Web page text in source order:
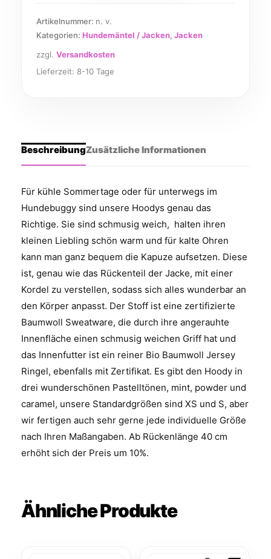
Artikelnummer: n. v.
Kategorien: Hundemäntel / Jacken, Jacken
zzgl. Versandkosten
Lieferzeit: 8-10 Tage
BeschreibungZusätzliche Informationen
Für kühle Sommertage oder für unterwegs im
Hundebuggy sind unsere Hoodys genau das
Richtige. Sie sind schmusig weich, halten ihren
kleinen Liebling schön warm und für kalte Ohren
kann man ganz bequem die Kapuze aufsetzen. Diese
ist, genau wie das Rückenteil der Jacke, mit einer
Kordel zu verstellen, sodass sich alles wunderbar an
den Körper anpasst. Der Stoff ist eine zertifizierte
Baumwoll Sweatware, die durch ihre angerauhte
Innenfläche einen schmusig weichen Griff hat und
das Innenfutter ist ein reiner Bio Baumwoll Jersey
Ringel, ebenfalls mit Zertifikat. Es gibt den Hoody in
drei wunderschönen Pastelltönen, mint, powder und
caramel, unsere Standardgrößen sind XS und S, aber
wir fertigen auch sehr gerne jede individuelle Größe
nach Ihren Maßangaben. Ab Rückenlänge 40 cm
erhöht sich der Preis um 10%.
Ähnliche Produkte